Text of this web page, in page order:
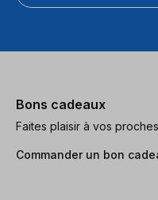
Bons cadeaux
Faites plaisir à vos
Commander un bon